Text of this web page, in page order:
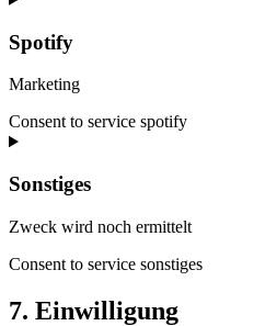
Spotify
Marketing
Consent to service spotify
Sonstiges
Zweck wird noch ermittelt
Consent to service sonstiges
7. Einwilligung